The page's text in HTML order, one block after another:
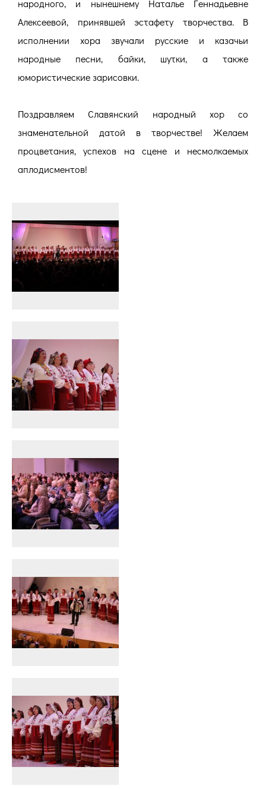
народного, и нынешнему Наталье Геннадьевне
Алексеевой, принявшей эстафету творчества. В
исполнении хора звучали русские и казачьи
народные песни, байки, шутки, а также
юмористические зарисовки.
Поздравляем Славянский народный хор со
знаменательной датой в творчестве! Желаем
процветания, успехов на сцене и несмолкаемых
аплодисментов!